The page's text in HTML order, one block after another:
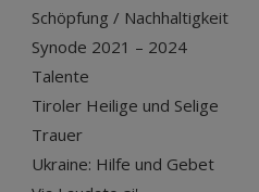
Schöpfung / Nachhaltigkeit
Synode 2021 – 2024
Talente
Tiroler Heilige und Selige
Trauer
Ukraine: Hilfe und Gebet